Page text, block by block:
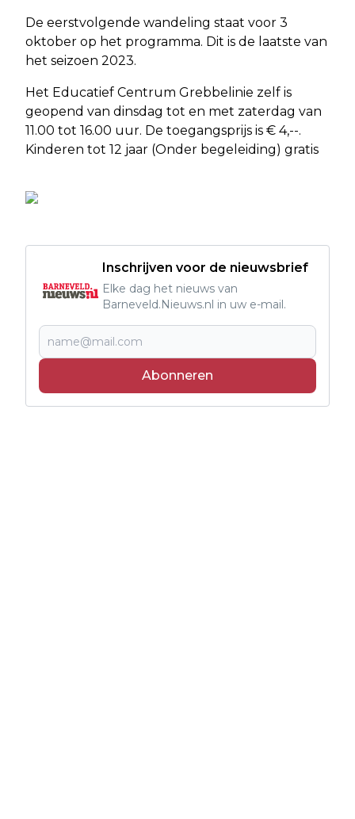
De eerstvolgende wandeling staat voor 3
oktober op het programma. Dit is de laatste van
het seizoen 2023.
Het Educatief Centrum Grebbelinie zelf is
geopend van dinsdag tot en met zaterdag van
11.00 tot 16.00 uur. De toegangsprijs is € 4,--.
Kinderen tot 12 jaar (Onder begeleiding) gratis
Inschrijven voor de nieuwsbrief
Elke dag het nieuws van
Barneveld.Nieuws.nl in uw e-mail.
Abonneren